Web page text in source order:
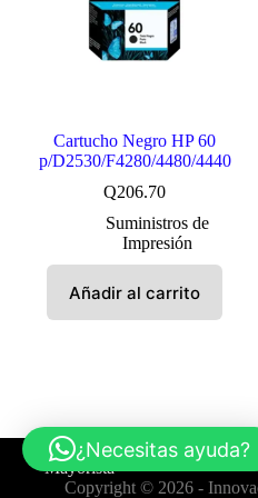
Cartucho Negro HP 60
p/D2530/F4280/4480/4440
Q206.70
Suministros de
Impresión
Añadir al carrito
Tienda Contáctanos
Mayorista
Copyright © 2026 -
¿Necesitas ayuda?